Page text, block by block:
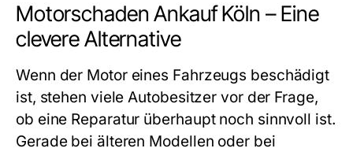
Motorschaden Ankauf Köln – Eine
clevere Alternative
Wenn der Motor eines Fahrzeugs beschädigt
ist, stehen viele Autobesitzer vor der Frage,
ob eine Reparatur überhaupt noch sinnvoll ist.
Gerade bei älteren Modellen oder bei